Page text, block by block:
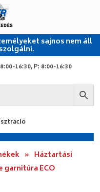
sajnos nem áll
16:30, P: 8:00-16:30
» Háztartási
garnitúra ECO